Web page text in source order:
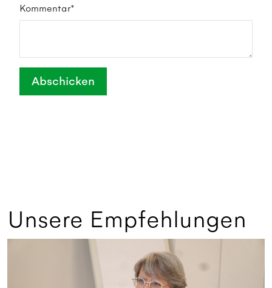
Kommentar*
Abschicken
Unsere Empfehlungen